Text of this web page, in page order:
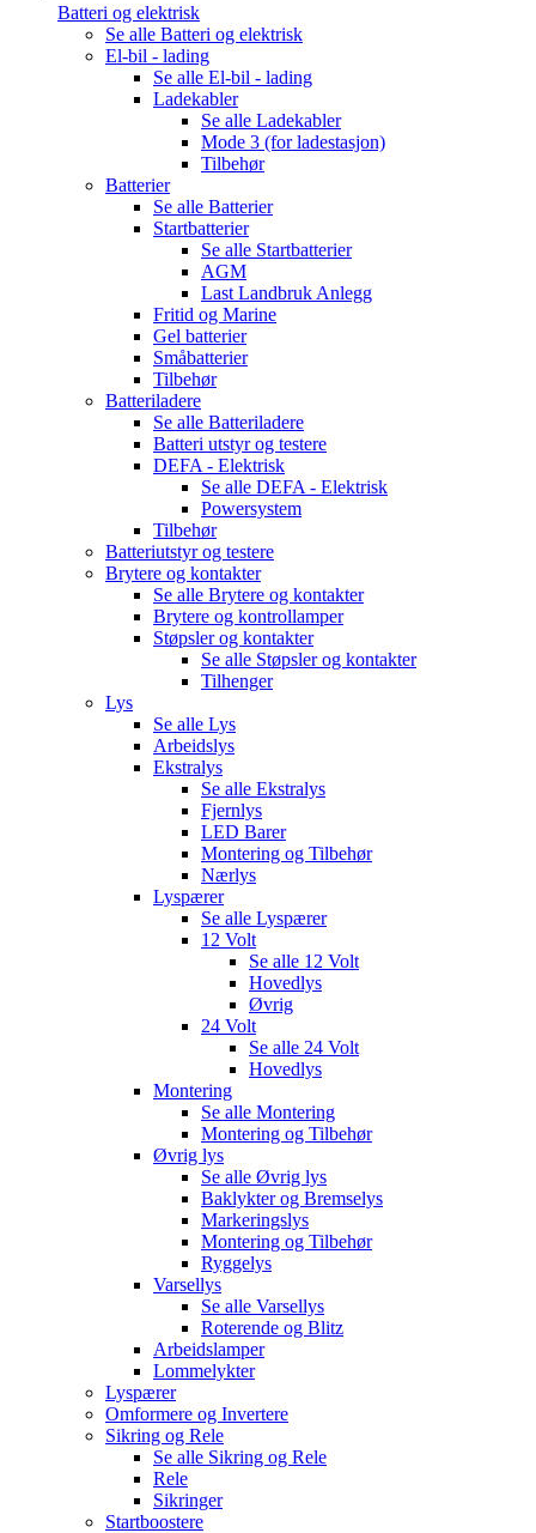
Batteri og elektrisk
Se alle Batteri og elektrisk
El-bil - lading
Se alle El-bil - lading
Ladekabler
Se alle Ladekabler
Mode 3 (for ladestasjon)
Tilbehør
Batterier
Se alle Batterier
Startbatterier
Se alle Startbatterier
AGM
Last Landbruk Anlegg
Fritid og Marine
Gel batterier
Småbatterier
Tilbehør
Batteriladere
Se alle Batteriladere
Batteri utstyr og testere
DEFA - Elektrisk
Se alle DEFA - Elektrisk
Powersystem
Tilbehør
Batteriutstyr og testere
Brytere og kontakter
Se alle Brytere og kontakter
Brytere og kontrollamper
Støpsler og kontakter
Se alle Støpsler og kontakter
Tilhenger
Lys
Se alle Lys
Arbeidslys
Ekstralys
Se alle Ekstralys
Fjernlys
LED Barer
Montering og Tilbehør
Nærlys
Lyspærer
Se alle Lyspærer
12 Volt
Se alle 12 Volt
Hovedlys
Øvrig
24 Volt
Se alle 24 Volt
Hovedlys
Montering
Se alle Montering
Montering og Tilbehør
Øvrig lys
Se alle Øvrig lys
Baklykter og Bremselys
Markeringslys
Montering og Tilbehør
Ryggelys
Varsellys
Se alle Varsellys
Roterende og Blitz
Arbeidslamper
Lommelykter
Lyspærer
Omformere og Invertere
Sikring og Rele
Se alle Sikring og Rele
Rele
Sikringer
Startboostere